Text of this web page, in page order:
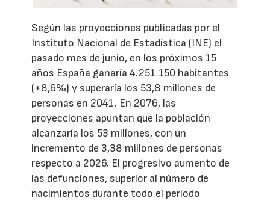
Según las proyecciones publicadas por el
Instituto Nacional de Estadística (INE) el
pasado mes de junio, en los próximos 15
años España ganaría 4.251.150 habitantes
(+8,6%) y superaría los 53,8 millones de
personas en 2041. En 2076, las
proyecciones apuntan que la población
alcanzaría los 53 millones, con un
incremento de 3,38 millones de personas
respecto a 2026. El progresivo aumento de
las defunciones, superior al número de
nacimientos durante todo el periodo